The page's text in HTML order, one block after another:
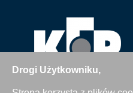
Drogi Użytkowniku,